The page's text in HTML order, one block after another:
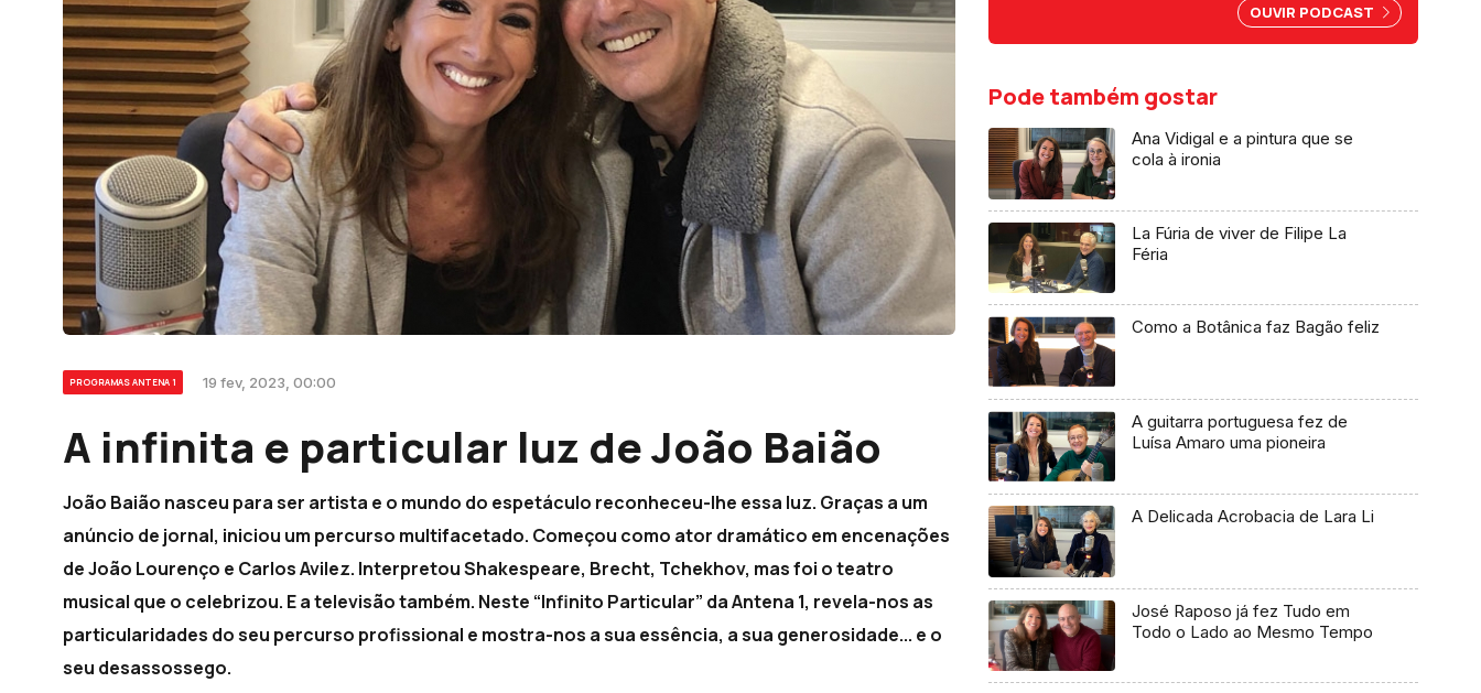
PROGRAMAS ANTENA 1 19 fev, 2023, 00:00
A infinita e particular luz de João Baião
João Baião nasceu para ser artista e o mundo do espetáculo reconheceu-lhe essa luz. Graças a um
anúncio de jornal, iniciou um percurso multifacetado. Começou como ator dramático em encenações
de João Lourenço e Carlos Avilez. Interpretou Shakespeare, Brecht, Tchekhov, mas foi o teatro
musical que o celebrizou. E a televisão também. Neste “Infinito Particular” da Antena 1, revela-nos as
particularidades do seu percurso profissional e mostra-nos a sua essência, a sua generosidade... e o
seu desassossego.
OUVIR PODCAST
Pode também gostar
Ana Vidigal e a pintura que se
cola à ironia
La Fúria de viver de Filipe La
Féria
Como a Botânica faz Bagão feliz
A guitarra portuguesa fez de
Luísa Amaro uma pioneira
A Delicada Acrobacia de Lara Li
José Raposo já fez Tudo em
Todo o Lado ao Mesmo Tempo